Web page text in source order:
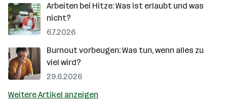
Arbeiten bei Hitze: Was ist erlaubt und was
nicht?
6.7.2026
Burnout vorbeugen: Was tun, wenn alles zu
viel wird?
29.6.2026
Weitere Artikel anzeigen